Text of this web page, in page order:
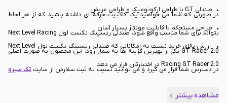
• صندلی GT با طراحی ارگونومیک و طراحی عریض
• طراحی مستحکم با قابلیت مونتاژ بسیار آسان
• ارزش بالای خرید نسبت به امکاناتی که صندلی ریسینگ نکست لول Next Level
Racing GT Racer 2.0 در اختیارتان قرار می دهد.
در صورتی که شما می خواهید یک کاکپیت حرفه ای داشته باشید که از هر لحاظ
بتواند برای شما مناسب واقع شود، صندلی ریسینگ نکست لول Next Level Racing
GT Racer 2.0 یکی از بهترین گزینه ها به شمار رود. این محصول به صورت اصلی
در دسترس شما قرار می گیرد و می توانید نسبت به ثبت سفارش از سایت تک سیرو
مشاهده بیشتر